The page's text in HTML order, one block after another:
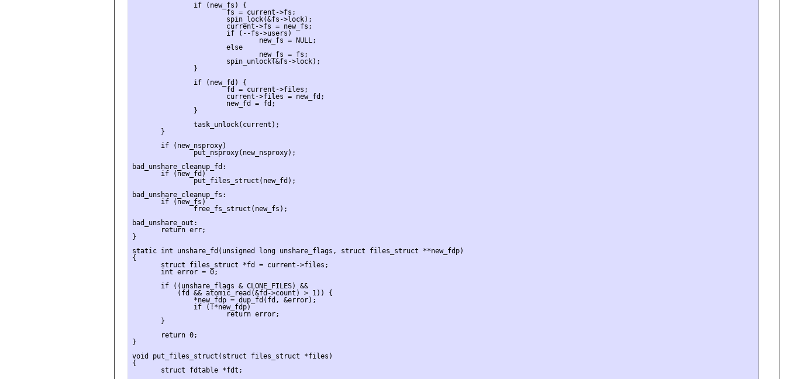
               if (new_fs) {
                       fs = current->fs;
                       spin_lock(&fs->lock);
                       current->fs = new_fs;
                       if (--fs->users)
                               new_fs = NULL;
                       else
                               new_fs = fs;
                       spin_unlock(&fs->lock);
               }
               if (new_fd) {
                       fd = current->files;
                       current->files = new_fd;
                       new_fd = fd;
               }
               task_unlock(current);
       }
       if (new_nsproxy)
               put_nsproxy(new_nsproxy);
bad_unshare_cleanup_fd:
       if (new_fd)
               put_files_struct(new_fd);
bad_unshare_cleanup_fs:
       if (new_fs)
               free_fs_struct(new_fs);
bad_unshare_out:
       return err;
}
static int unshare_fd(unsigned long unshare_flags, struct files_struct **new_fdp)
{
       struct files_struct *fd = current->files;
       int error = 0;
       if ((unshare_flags & CLONE_FILES) &&
           (fd && atomic_read(&fd->count) > 1)) {
               *new_fdp = dup_fd(fd, &error);
               if (!*new_fdp)
                       return error;
       }
       return 0;
}
void put_files_struct(struct files_struct *files)
{
       struct fdtable *fdt;